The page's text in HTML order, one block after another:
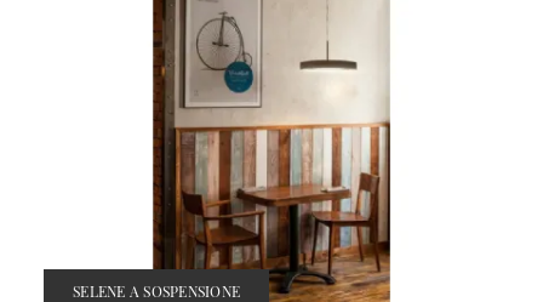
SELENE A SOSPENSIONE